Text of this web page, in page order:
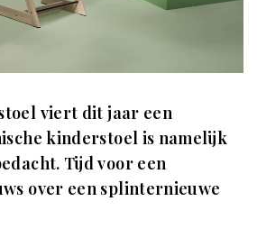
viert dit jaar een
kinderstoel is namelijk
Tijd voor een
over een splinternieuwe